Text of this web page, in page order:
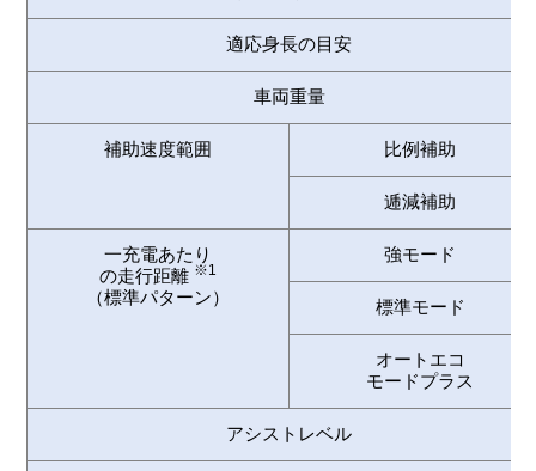
適応身長の目安
車両重量
補助速度範囲 比例補助
逓減補助
一充電あたり
の走行距離 ※1
（標準パターン）
強モード
標準モード
オートエコ
モードプラス
アシストレベル